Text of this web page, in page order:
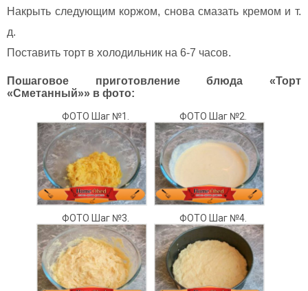
Накрыть следующим коржом, снова смазать кремом и т.
д.
Поставить торт в холодильник на 6-7 часов.
Пошаговое приготовление блюда «Торт
«Сметанный»» в фото:
ФОТО Шаг №1. ФОТО Шаг №2.
ФОТО Шаг №3. ФОТО Шаг №4.